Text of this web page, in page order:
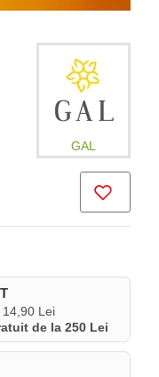
GAL
Lei
de la 250 Lei